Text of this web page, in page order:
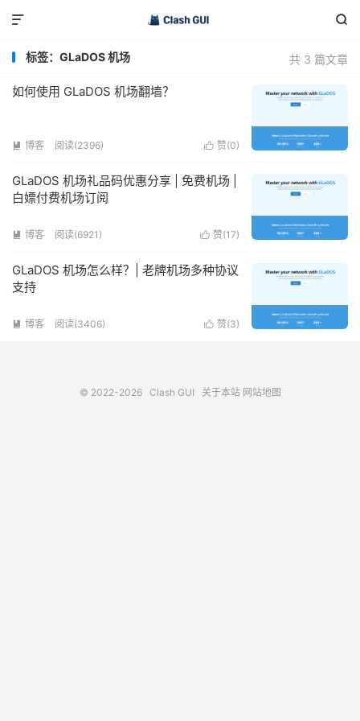


共 3 篇文章
标签：GLaDOS 机场
如何使用 GLaDOS 机场翻墙？
 赞(0)
 博客 阅读(2396)
GLaDOS 机场礼品码优惠分享 | 免费机场 |
白嫖付费机场订阅
 赞(17)
 博客 阅读(6921)
GLaDOS 机场怎么样？| 老牌机场多种协议
支持
 赞(3)
 博客 阅读(3406)
© 2022-2026 Clash GUI 关于本站 网站地图